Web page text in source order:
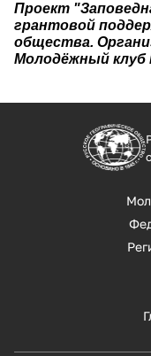
Проект
грантовой
общества.
Молодёжный клуб